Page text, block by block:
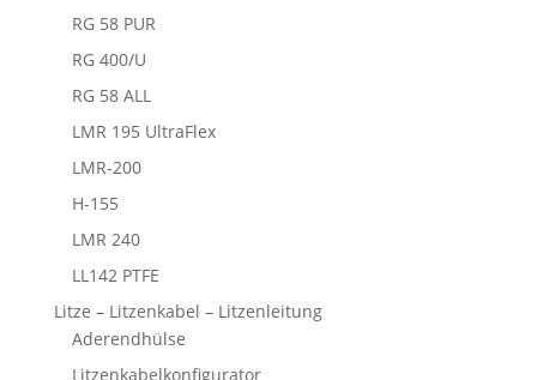
RG 58 PUR
RG 400/U
RG 58 ALL
LMR 195 UltraFlex
LMR-200
H-155
LMR 240
LL142 PTFE
Litze – Litzenkabel – Litzenleitung
Aderendhülse
Litzenkabelkonfigurator